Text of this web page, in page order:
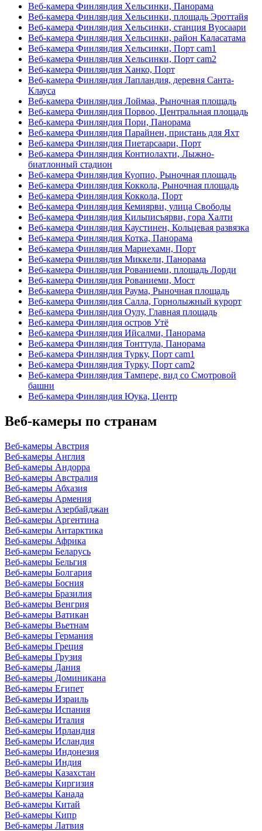
Веб-камера Финляндия Хельсинки, Панорама
Веб-камера Финляндия Хельсинки, площадь Эроттайя
Веб-камера Финляндия Хельсинки, станция Вуосаари
Веб-камера Финляндия Хельсинки, район Каласатама
Веб-камера Финляндия Хельсинки, Порт cam1
Веб-камера Финляндия Хельсинки, Порт cam2
Веб-камера Финляндия Ханко, Порт
Веб-камера Финляндия Лапландия, деревня Санта-
Клауса
Веб-камера Финляндия Лоймаа, Рыночная площадь
Веб-камера Финляндия Порвоо, Центральная площадь
Веб-камера Финляндия Пори, Панорама
Веб-камера Финляндия Парайнен, пристань для Яхт
Веб-камера Финляндия Пиетарсаари, Порт
Веб-камера Финляндия Контиолахти, Лыжно-
биатлонный стадион
Веб-камера Финляндия Куопио, Рыночная площадь
Веб-камера Финляндия Коккола, Рыночная площадь
Веб-камера Финляндия Коккола, Порт
Веб-камера Финляндия Кемиярви, улица Свободы
Веб-камера Финляндия Кильписъярви, гора Халти
Веб-камера Финляндия Каустинен, Кольцевая развязка
Веб-камера Финляндия Котка, Панорама
Веб-камера Финляндия Мариехамн, Порт
Веб-камера Финляндия Миккели, Панорама
Веб-камера Финляндия Рованиеми, площадь Лорди
Веб-камера Финляндия Рованиеми, Мост
Веб-камера Финляндия Раума, Рыночная площадь
Веб-камера Финляндия Салла, Горнолыжный курорт
Веб-камера Финляндия Оулу, Главная площадь
Веб-камера Финляндия остров Утё
Веб-камера Финляндия Ийсалми, Панорама
Веб-камера Финляндия Тонттула, Панорама
Веб-камера Финляндия Турку, Порт cam1
Веб-камера Финляндия Турку, Порт cam2
Веб-камера Финляндия Тампере, вид со Смотровой
башни
Веб-камера Финляндия Юука, Центр
Веб-камеры по странам
Веб-камеры Австрия
Веб-камеры Англия
Веб-камеры Андорра
Веб-камеры Австралия
Веб-камеры Абхазия
Веб-камеры Армения
Веб-камеры Азербайджан
Веб-камеры Аргентина
Веб-камеры Антарктика
Веб-камеры Африка
Веб-камеры Беларусь
Веб-камеры Бельгия
Веб-камеры Болгария
Веб-камеры Босния
Веб-камеры Бразилия
Веб-камеры Венгрия
Веб-камеры Ватикан
Веб-камеры Вьетнам
Веб-камеры Германия
Веб-камеры Греция
Веб-камеры Грузия
Веб-камеры Дания
Веб-камеры Доминикана
Веб-камеры Египет
Веб-камеры Израиль
Веб-камеры Испания
Веб-камеры Италия
Веб-камеры Ирландия
Веб-камеры Исландия
Веб-камеры Индонезия
Веб-камеры Индия
Веб-камеры Казахстан
Веб-камеры Киргизия
Веб-камеры Канада
Веб-камеры Китай
Веб-камеры Кипр
Веб-камеры Латвия